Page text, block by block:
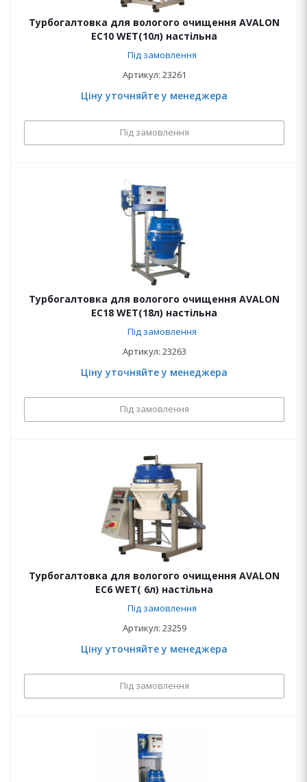
Турбогалтовка для вологого очищення AVALON
EC10 WET(10л) настільна
Під замовлення
Артикул: 23261
Ціну уточняйте у менеджера
Під замовлення
Турбогалтовка для вологого очищення AVALON
EC18 WET(18л) настільна
Під замовлення
Артикул: 23263
Ціну уточняйте у менеджера
Під замовлення
Турбогалтовка для вологого очищення AVALON
EC6 WET( 6л) настільна
Під замовлення
Артикул: 23259
Ціну уточняйте у менеджера
Під замовлення